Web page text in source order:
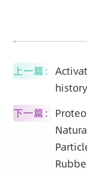
上一篇：
下一篇：